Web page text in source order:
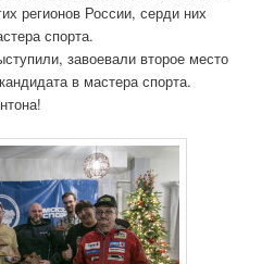
регионов России, серди них
спорта.
завоевали второе место
в мастера спорта.